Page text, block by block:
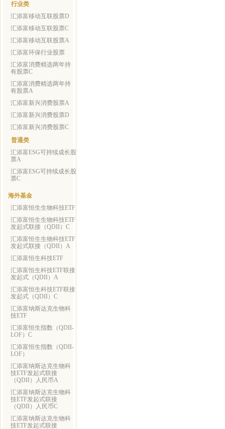
行业类
汇添富移动互联股票D
汇添富移动互联股票C
汇添富移动互联股票A
汇添富环保行业股票
汇添富消费精选两年持
有股票C
汇添富消费精选两年持
有股票A
汇添富新兴消费股票A
汇添富新兴消费股票D
汇添富新兴消费股票C
普通类
汇添富ESG可持续成长股
票A
汇添富ESG可持续成长股
票C
海外基金
汇添富恒生生物科技ETF
汇添富恒生生物科技ETF
发起式联接（QDII）C
汇添富恒生生物科技ETF
发起式联接（QDII）A
汇添富恒生科技ETF
汇添富恒生科技ETF联接
发起式（QDII）A
汇添富恒生科技ETF联接
发起式（QDII）C
汇添富纳斯达克生物科
技ETF
汇添富恒生指数（QDII-
LOF）C
汇添富恒生指数（QDII-
LOF）
汇添富纳斯达克生物科
技ETF发起式联接
（QDII）人民币A
汇添富纳斯达克生物科
技ETF发起式联接
（QDII）人民币C
汇添富纳斯达克生物科
技ETF发起式联接